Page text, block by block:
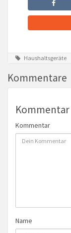
Haushaltsgeräte
Kommentare
Kommentar
Name